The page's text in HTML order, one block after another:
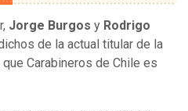
Jorge Burgos y Rodrigo
de la actual titular de la
Carabineros de Chile es